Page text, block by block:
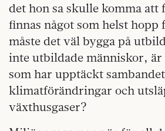
det hon sa skulle komma att
finnas något som helst
måste det väl bygga på
inte utbildade människor, är
som har upptäckt
klimatförändringar och
växthusgaser?